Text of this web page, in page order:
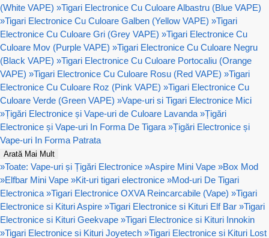
(White VAPE) »Tigari Electronice Cu Culoare Albastru (Blue VAPE)
»Tigari Electronice Cu Culoare Galben (Yellow VAPE) »Tigari
Electronice Cu Culoare Gri (Grey VAPE) »Tigari Electronice Cu
Culoare Mov (Purple VAPE) »Tigari Electronice Cu Culoare Negru
(Black VAPE) »Tigari Electronice Cu Culoare Portocaliu (Orange
VAPE) »Tigari Electronice Cu Culoare Rosu (Red VAPE) »Tigari
Electronice Cu Culoare Roz (Pink VAPE) »Tigari Electronice Cu
Culoare Verde (Green VAPE) »Vape-uri si Tigari Electronice Mici
»Țigări Electronice și Vape-uri de Culoare Lavanda »Țigări
Electronice și Vape-uri In Forma De Tigara »Țigări Electronice și
Vape-uri In Forma Patrata
Arată Mai Mult
»Toate: Vape-uri și Țigări Electronice »Aspire Mini Vape »Box Mod
»Elfbar Mini Vape »Kit-uri tigari electronice »Mod-uri De Tigari
Electronica »Tigari Electronice OXVA Reincarcabile (Vape) »Tigari
Electronice si Kituri Aspire »Tigari Electronice si Kituri Elf Bar »Tigari
Electronice si Kituri Geekvape »Tigari Electronice si Kituri Innokin
»Tigari Electronice si Kituri Joyetech »Tigari Electronice si Kituri Lost